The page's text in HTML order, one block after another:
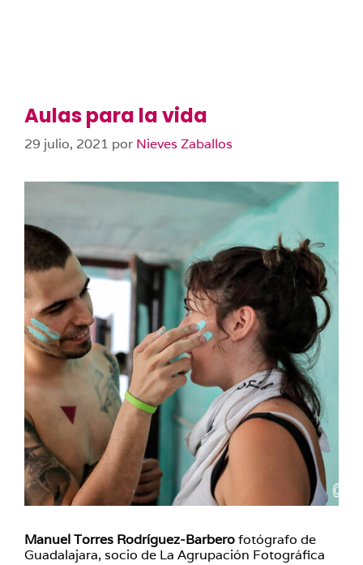
Aulas para la vida
29 julio, 2021 por Nieves Zaballos
Manuel Torres Rodríguez-Barberofotógrafo de
Guadalajara, socio de La Agrupación Fotográfica